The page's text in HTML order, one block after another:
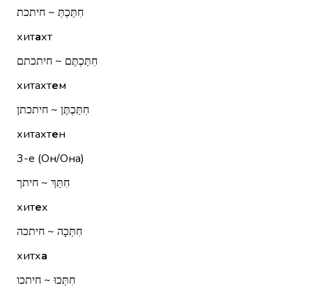
חִתַּכְתְּ ~ חיתכת
хитахт
חִתַּכְתֶּם ~ חיתכתם
хитахтем
חִתַּכְתֶּן ~ חיתכתן
хитахтен
3-е (Он/Она)
חִתֵּךְ ~ חיתך
хитех
חִתְּכָה ~ חיתכה
хитха
חִתְּכוּ ~ חיתכו